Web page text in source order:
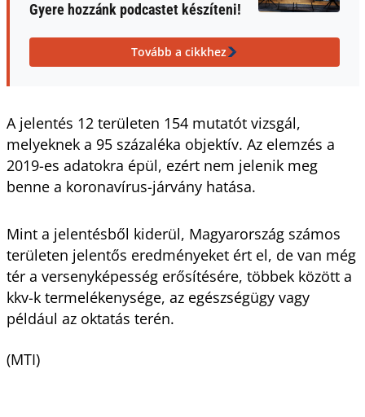
Gyere hozzánk podcastet készíteni!
Tovább a cikkhez
A jelentés 12 területen 154 mutatót vizsgál,
melyeknek a 95 százaléka objektív. Az elemzés a
2019-es adatokra épül, ezért nem jelenik meg
benne a koronavírus-járvány hatása.
Mint a jelentésből kiderül, Magyarország számos
területen jelentős eredményeket ért el, de van még
tér a versenyképesség erősítésére, többek között a
kkv-k termelékenysége, az egészségügy vagy
például az oktatás terén.
(MTI)